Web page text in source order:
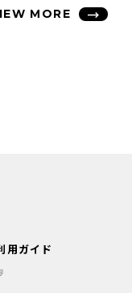
MORE
用ガイド